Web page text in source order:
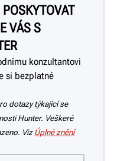
VÁS S
konzultantovi
si bezplatné
dotazy týkající se
Hunter. Veškeré
Viz Úplné znění